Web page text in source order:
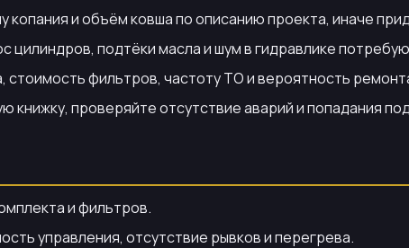
и объём ковша по описанию проекта, иначе
цилиндров, подтёки масла и шум в гидравлике
стоимость фильтров, частоту ТО и вероятность
книжку, проверяйте отсутствие аварий и попадания
и фильтров.
управления, отсутствие рывков и перегрева.